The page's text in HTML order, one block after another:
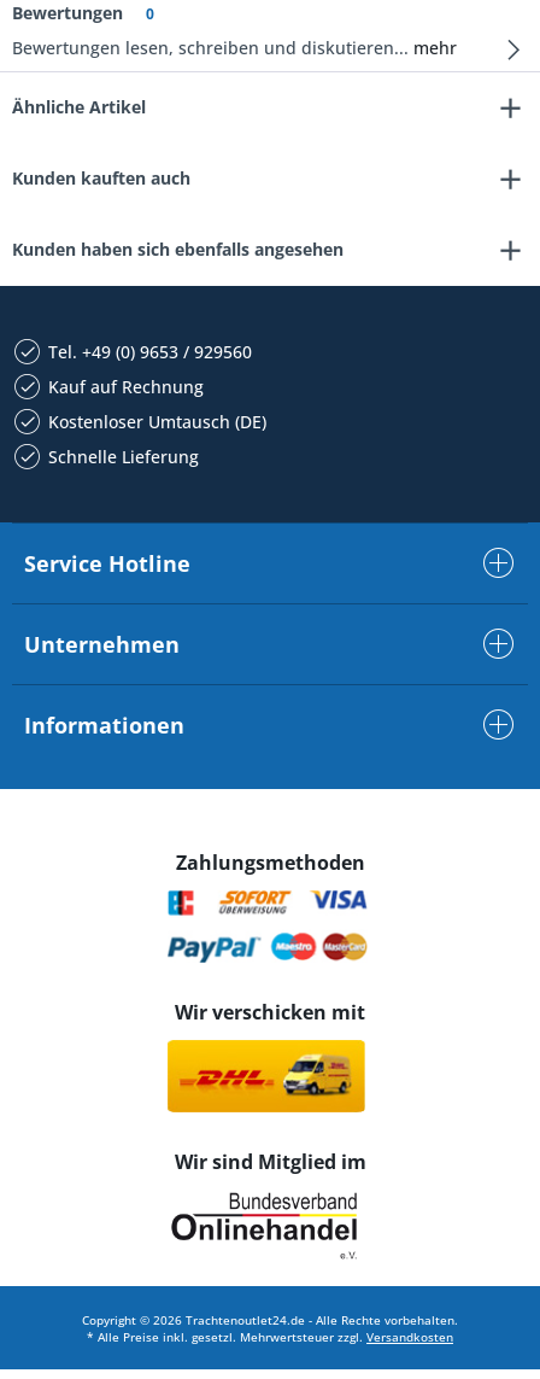
Bewertungen 0
Bewertungen lesen, schreiben und diskutieren... mehr
Ähnliche Artikel
Kunden kauften auch
Kunden haben sich ebenfalls angesehen
Tel. +49 (0) 9653 / 929560
Kauf auf Rechnung
Kostenloser Umtausch (DE)
Schnelle Lieferung
Service Hotline
Unternehmen
Informationen
Zahlungsmethoden
Wir verschicken mit
Wir sind Mitglied im
Copyright © 2026 Trachtenoutlet24.de - Alle Rechte vorbehalten.
* Alle Preise inkl. gesetzl. Mehrwertsteuer zzgl. Versandkosten